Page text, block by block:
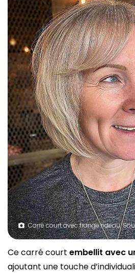
Carré court avec frange rideau.
Ce carré court embellit avec
ajoutant une touche